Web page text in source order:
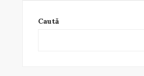
Caută